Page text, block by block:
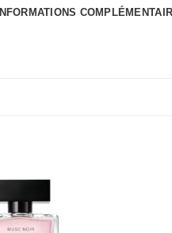
INFORMATIONS